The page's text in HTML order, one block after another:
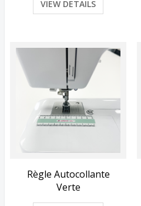
VIEW DETAILS
Règle Autocollante
Verte